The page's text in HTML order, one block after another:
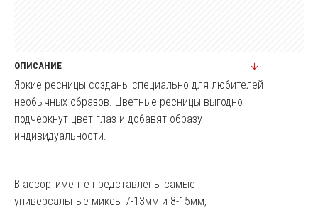
ОПИСАНИЕ
Яркие ресницы созданы специально для любителей
необычных образов. Цветные ресницы выгодно
подчеркнут цвет глаз и добавят образу
индивидуальности.
В ассортименте представлены самые
универсальные миксы 7-13мм и 8-15мм,